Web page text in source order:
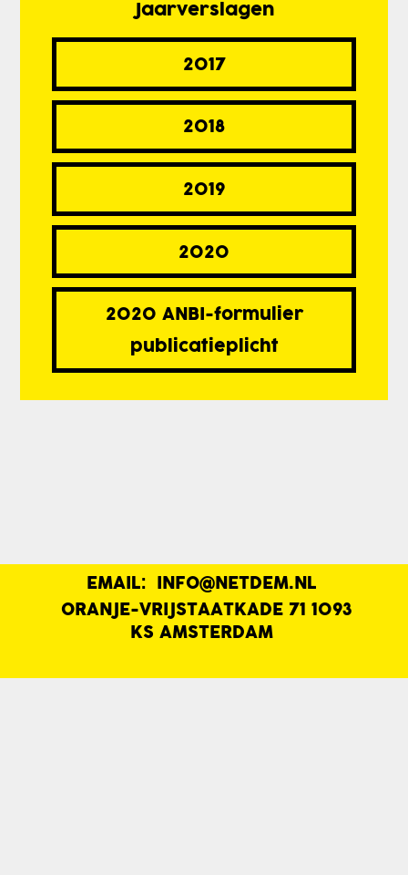
Jaarverslagen
2017
2018
2019
2020
2020 ANBI-formulier
publicatieplicht
EMAIL: INFO@NETDEM.NL
ORANJE-VRIJSTAATKADE 71 1093
KS AMSTERDAM